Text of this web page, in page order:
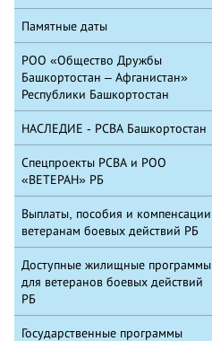
Памятные даты
РОО «Общество Дружбы
Башкортостан – Афганистан»
Республики Башкортостан
НАСЛЕДИЕ - РСВА Башкортостан
Спецпроекты РСВА и РОО
«ВЕТЕРАН» РБ
Выплаты, пособия и компенсации
ветеранам боевых действий РБ
Доступные жилищные программы
для ветеранов боевых действий
РБ
Государственные программы